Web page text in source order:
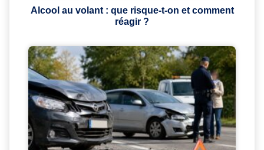
Alcool au volant : que risque-t-on et comment
réagir ?